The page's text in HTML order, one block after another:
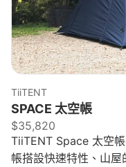
TiiTENT
SPACE 太空帳
$35,820
TiiTENT Space 太空
帳搭設快速特性、山